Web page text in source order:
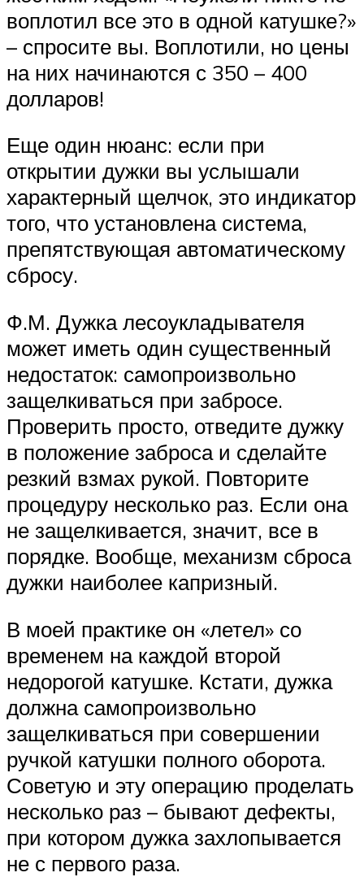
воплотил все это в одной катушке?»
– спросите вы. Воплотили, но цены
на них начинаются с 350 – 400
долларов!
Еще один нюанс: если при
открытии дужки вы услышали
характерный щелчок, это индикатор
того, что установлена система,
препятствующая автоматическому
сбросу.
Ф.М. Дужка лесоукладывателя
может иметь один существенный
недостаток: самопроизвольно
защелкиваться при забросе.
Проверить просто, отведите дужку
в положение заброса и сделайте
резкий взмах рукой. Повторите
процедуру несколько раз. Если она
не защелкивается, значит, все в
порядке. Вообще, механизм сброса
дужки наиболее капризный.
В моей практике он «летел» со
временем на каждой второй
недорогой катушке. Кстати, дужка
должна самопроизвольно
защелкиваться при совершении
ручкой катушки полного оборота.
Советую и эту операцию проделать
несколько раз – бывают дефекты,
при котором дужка захлопывается
не с первого раза.